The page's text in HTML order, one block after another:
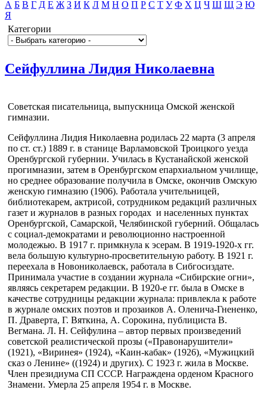
А Б В Г Д Е Ж З И К Л М Н О П Р С Т У Ф Х Ц Ч Ш Щ Э Ю
Я
Категории
Сейфуллина Лидия Николаевна
Советская писательница, выпускница Омской женской
гимназии.
Сейфуллина Лидия Николаевна родилась 22 марта (3 апреля
по ст. ст.) 1889 г. в станице Варламовской Троицкого уезда
Оренбургской губернии. Училась в Кустанайской женской
прогимназии, затем в Оренбургском епархиальном училище,
но среднее образование получила в Омске, окончив Омскую
женскую гимназию (1906). Работала учительницей,
библиотекарем, актрисой, сотрудником редакций различных
газет и журналов в разных городах и населенных пунктах
Оренбургской, Самарской, Челябинской губерний. Общалась
с социал-демократами и революционно настроенной
молодежью. В 1917 г. примкнула к эсерам. В 1919-1920-х гг.
вела большую культурно-просветительную работу. В 1921 г.
переехала в Новониколаевск, работала в Сибгосиздате.
Принимала участие в создании журнала «Сибирские огни»,
являясь секретарем редакции. В 1920-е гг. была в Омске в
качестве сотрудницы редакции журнала: привлекла к работе
в журнале омских поэтов и прозаиков А. Оленича-Гнененко,
П. Драверта, Г. Вяткина, А. Сорокина, публициста В.
Вегмана. Л. Н. Сейфулина – автор первых произведений
советской реалистической прозы («Правонарушители»
(1921), «Виринея» (1924), «Каин-кабак» (1926), «Мужицкий
сказ о Ленине» ((1924) и других). С 1923 г. жила в Москве.
Член президиума СП СССР. Награждена орденом Красного
Знамени. Умерла 25 апреля 1954 г. в Москве.